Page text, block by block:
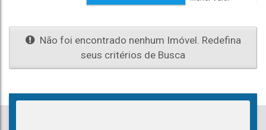
Não foi encontrado nenhum Imóvel. Redefina
seus critérios de Busca